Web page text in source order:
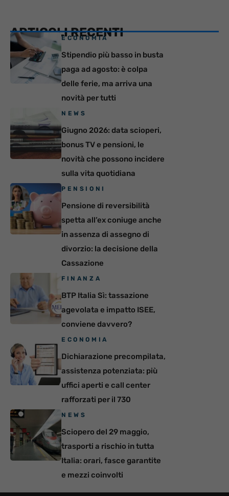
ARTICOLI RECENTI
ECONOMIA
Stipendio più basso in busta
paga ad agosto: è colpa
delle ferie, ma arriva una
novità per tutti
NEWS
Giugno 2026: data scioperi,
bonus TV e pensioni, le
novità che possono incidere
sulla vita quotidiana
PENSIONI
Pensione di reversibilità
spetta all’ex coniuge anche
in assenza di assegno di
divorzio: la decisione della
Cassazione
FINANZA
BTP Italia Sì: tassazione
agevolata e impatto ISEE,
conviene davvero?
ECONOMIA
Dichiarazione precompilata,
assistenza potenziata: più
uffici aperti e call center
rafforzati per il 730
NEWS
Sciopero del 29 maggio,
trasporti a rischio in tutta
Italia: orari, fasce garantite
e mezzi coinvolti